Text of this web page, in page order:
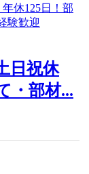
日祝休
・部材...